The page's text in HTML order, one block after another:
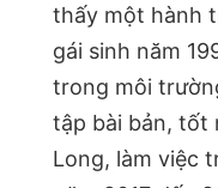
thấy một hành
gái sinh năm
trong môi
tập bài bản, tốt
Long, làm việc